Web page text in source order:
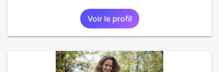
Voir le profil